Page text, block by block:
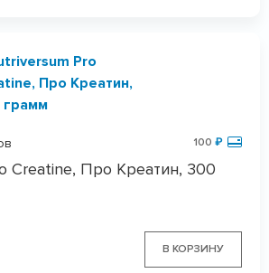
100 ₽
Creatine, Про Креатин, 300
В КОРЗИНУ